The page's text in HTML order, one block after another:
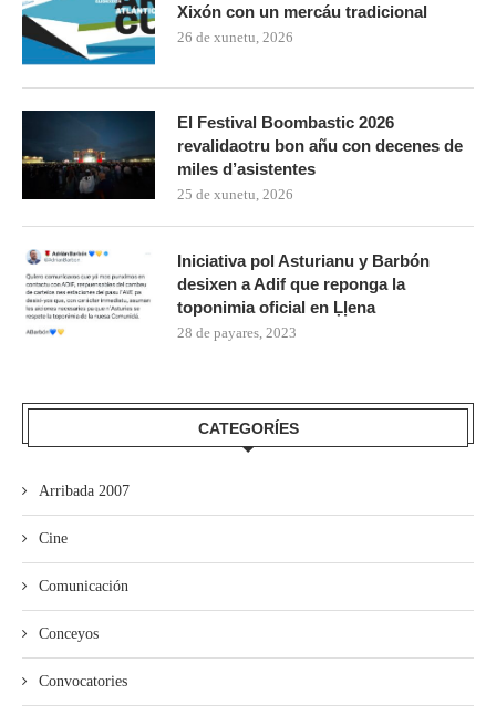
Xixón con un mercáu tradicional
26 de xunetu, 2026
El Festival Boombastic 2026
revalidaotru bon añu con decenes de
miles d’asistentes
25 de xunetu, 2026
Iniciativa pol Asturianu y Barbón
desixen a Adif que reponga la
toponimia oficial en Ḷḷena
28 de payares, 2023
CATEGORÍES
Arribada 2007
Cine
Comunicación
Conceyos
Convocatories